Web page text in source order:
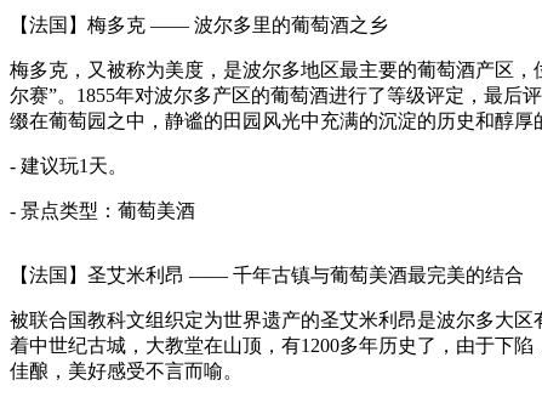
【法国】梅多克 —— 波尔多里的葡萄酒之乡
梅多克，又被称为美度，是波尔多地区最主要的葡萄酒产区
尔赛”。1855年对波尔多产区的葡萄酒进行了等级评定，最后
缀在葡萄园之中，静谧的田园风光中充满的沉淀的历史和醇
- 建议玩1天。
- 景点类型： 葡萄美酒
【法国】圣艾米利昂 —— 千年古镇与葡萄美酒最完美的结合
被联合国教科文组织定为世界遗产的圣艾米利昂是波尔多大
着中世纪古城，大教堂在山顶，有1200多年历史了，由于下
佳酿，美好感受不言而喻。